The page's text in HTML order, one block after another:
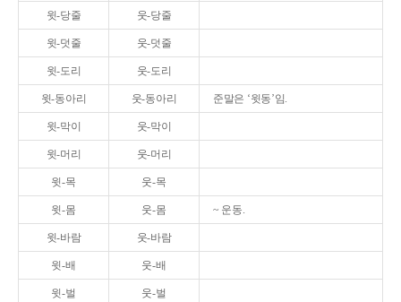
윗-당줄 웃-당줄
윗-덧줄 웃-덧줄
윗-도리 웃-도리
윗-동아리 웃-동아리 준말은 ‘윗동’임.
윗-막이 웃-막이
윗-머리 웃-머리
윗-목 웃-목
윗-몸 웃-몸 ~ 운동.
윗-바람 웃-바람
윗-배 웃-배
윗-벌 웃-벌